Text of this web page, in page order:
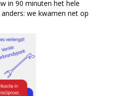
in 90 minuten het hele
we kwamen net op